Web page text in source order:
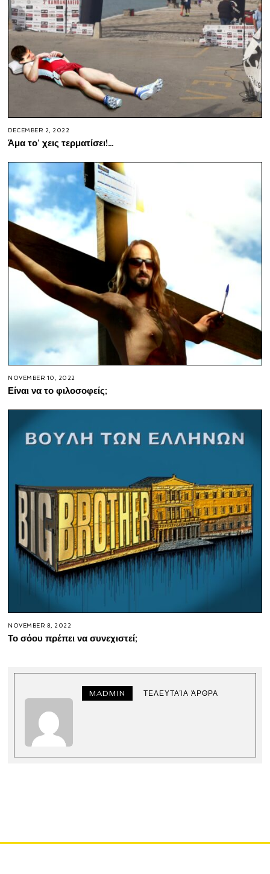
DECEMBER 2, 2022
Άμα το’ χεις τερματίσει!…
NOVEMBER 10, 2022
Είναι να το φιλοσοφείς;
NOVEMBER 8, 2022
Το σόου πρέπει να συνεχιστεί;
MADMIN ΤΕΛΕΥΤΑΊΑ ΆΡΘΡΑ